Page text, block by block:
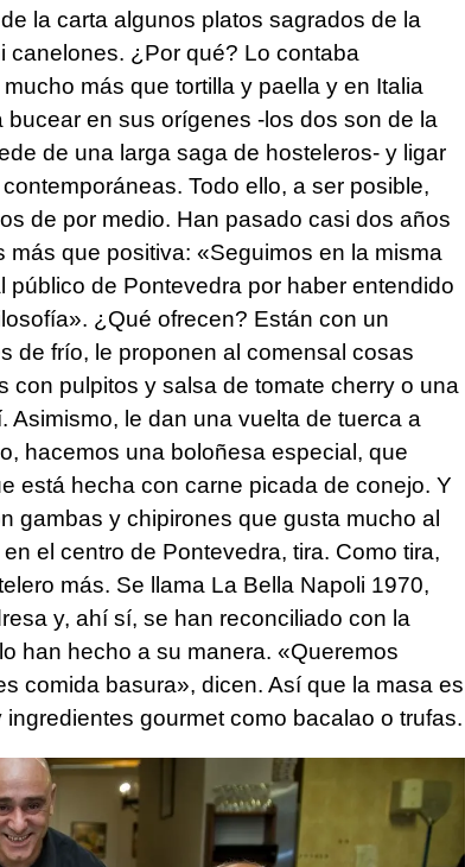
la carta algunos platos sagrados de la
canelones. ¿Por qué? Lo contaba
más que tortilla y paella y en Italia
en sus orígenes -los dos son de la
de una larga saga de hosteleros- y ligar
Todo ello, a ser posible,
de por medio. Han pasado casi dos años
que positiva: «Seguimos en la misma
público de Pontevedra por haber entendido
¿Qué ofrecen? Están con un
de frío, le proponen al comensal cosas
con pulpitos y salsa de tomate cherry o una
Asimismo, le dan una vuelta de tuerca a
hacemos una boloñesa especial, que
está hecha con carne picada de conejo. Y
gambas y chipirones que gusta mucho al
el centro de Pontevedra, tira. Como tira,
más. Se llama La Bella Napoli 1970,
y, ahí sí, se han reconciliado con la
han hecho a su manera. «Queremos
comida basura», dicen. Así que la masa es
gourmet como bacalao o trufas.